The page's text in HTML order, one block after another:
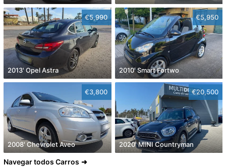
€5,990
2013' Opel Astra
€5,950
2010' Smart Fortwo
€3,800
2008' Chevrolet Aveo
€20,500
2020' MINI Countryman
Navegar todos Carros